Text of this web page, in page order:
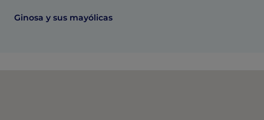
Ginosa y sus mayólicas